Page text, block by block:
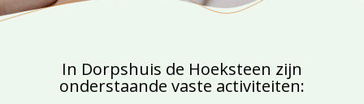
In Dorpshuis de Hoeksteen zijn
onderstaande vaste activiteiten: